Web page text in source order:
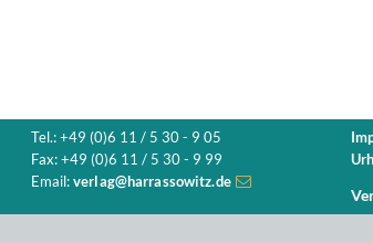
Tel.: +49 (0)6 11 / 5 30 - 9 05
Fax: +49 (0)6 11 / 5 30 - 9 99
Email: verlag@harrassowitz.de